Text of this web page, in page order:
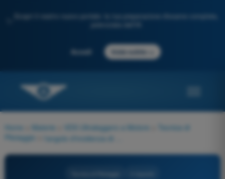
Scopri il nostro nuovo portale: la tua preparazione d'esame completa,
Accedi Inizia subito
Home Materie VDS Ultraleggero a Motore
Tecnica di
Pilotaggio